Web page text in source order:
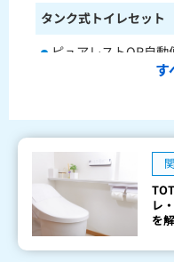
タンク式トイレセット
ピュアレストQR自
ット
水栓金具
キッチン用水栓金具
TKS05321J
TKS05305ZA
す
レ
を